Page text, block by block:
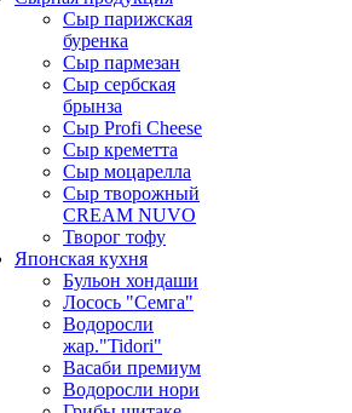
Сыр парижская
буренка
Сыр пармезан
Сыр сербская
брынза
Сыр Profi Cheese
Сыр креметта
Сыр моцарелла
Сыр творожный
CREАM NUVO
Творог тофу
Японская кухня
Бульон хондаши
Лосось "Семга"
Водоросли
жар."Tidori"
Васаби премиум
Водоросли нори